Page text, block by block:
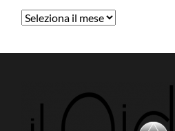
Archivio